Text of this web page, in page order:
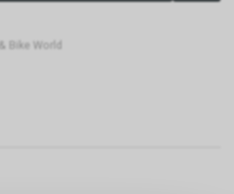
Bike World